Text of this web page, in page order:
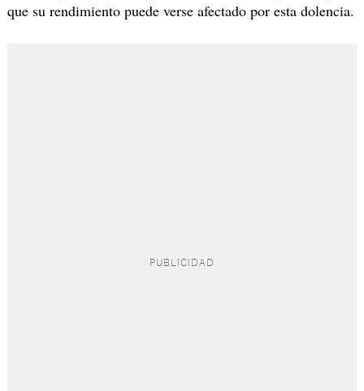
que su rendimiento puede verse afectado por esta dolencia.